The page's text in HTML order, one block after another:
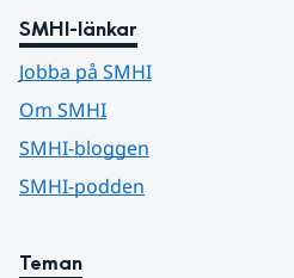
SMHI-länkar
Jobba på SMHI
Om SMHI
SMHI-bloggen
SMHI-podden
Teman